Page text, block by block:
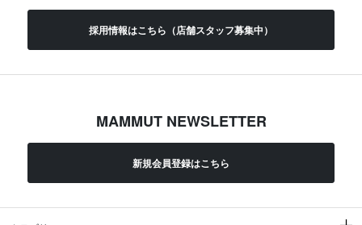
採用情報はこちら（店舗スタッフ募集中）
MAMMUT NEWSLETTER
新規会員登録はこちら